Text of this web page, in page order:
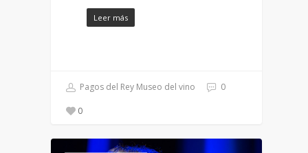
Leer más
Pagos del Rey Museo del vino 0
0